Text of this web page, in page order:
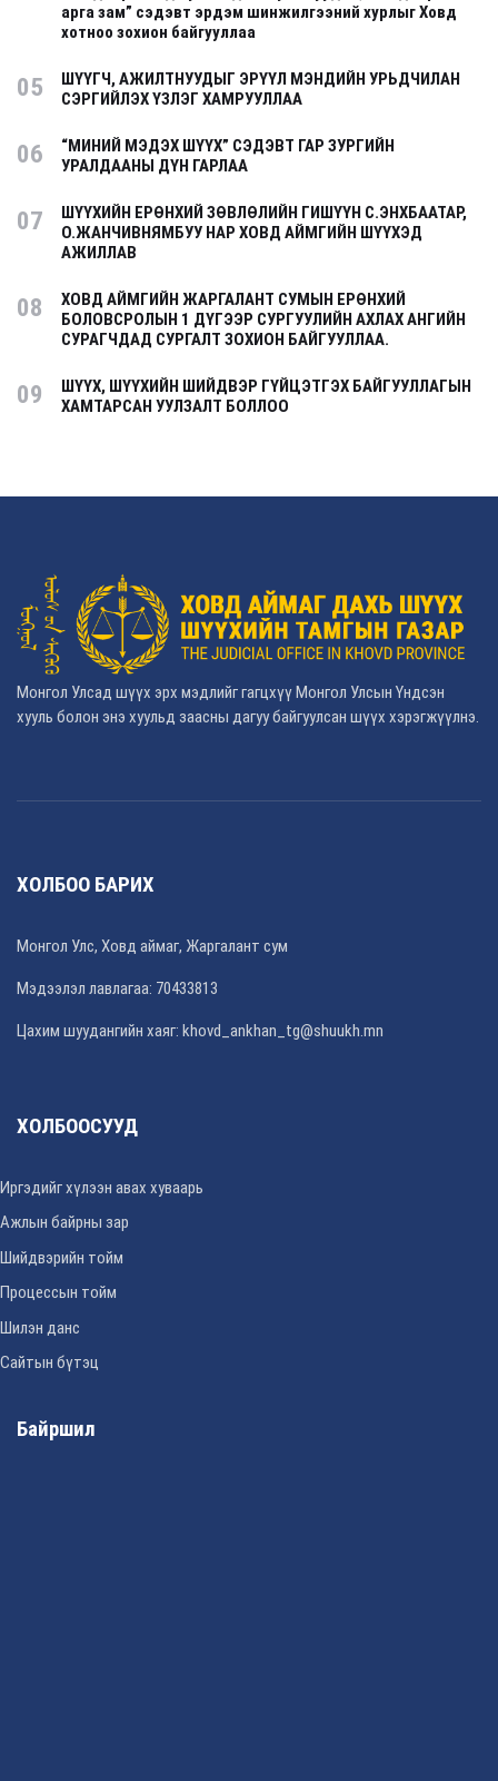
арга зам” сэдэвт эрдэм шинжилгээний хурлыг Ховд
хотноо зохион байгууллаа
05
ШҮҮГЧ, АЖИЛТНУУДЫГ ЭРҮҮЛ МЭНДИЙН УРЬДЧИЛАН
СЭРГИЙЛЭХ ҮЗЛЭГ ХАМРУУЛЛАА
06
“МИНИЙ МЭДЭХ ШҮҮХ” СЭДЭВТ ГАР ЗУРГИЙН
УРАЛДААНЫ ДҮН ГАРЛАА
07
ШҮҮХИЙН ЕРӨНХИЙ ЗӨВЛӨЛИЙН ГИШҮҮН С.ЭНХБААТАР,
О.ЖАНЧИВНЯМБУУ НАР ХОВД АЙМГИЙН ШҮҮХЭД
АЖИЛЛАВ
08
ХОВД АЙМГИЙН ЖАРГАЛАНТ СУМЫН ЕРӨНХИЙ
БОЛОВСРОЛЫН 1 ДҮГЭЭР СУРГУУЛИЙН АХЛАХ АНГИЙН
СУРАГЧДАД СУРГАЛТ ЗОХИОН БАЙГУУЛЛАА.
09
ШҮҮХ, ШҮҮХИЙН ШИЙДВЭР ГҮЙЦЭТГЭХ БАЙГУУЛЛАГЫН
ХАМТАРСАН УУЛЗАЛТ БОЛЛОО
Монгол Улсад шүүх эрх мэдлийг гагцхүү Монгол Улсын Үндсэн
хууль болон энэ хуульд заасны дагуу байгуулсан шүүх хэрэгжүүлнэ.
ХОЛБОО БАРИХ
Монгол Улс, Ховд аймаг, Жаргалант сум
Мэдээлэл лавлагаа: 70433813
Цахим шуудангийн хаяг: khovd_ankhan_tg@shuukh.mn
ХОЛБООСУУД
Иргэдийг хүлээн авах хуваарь
Ажлын байрны зар
Шийдвэрийн тойм
Процессын тойм
Шилэн данс
Сайтын бүтэц
Байршил